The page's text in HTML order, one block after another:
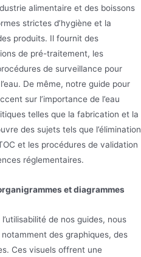
alimentaire et des boissons
strictes d’hygiène et la
produits. Il fournit des
de pré-traitement, les
de surveillance pour
De même, notre guide pour
sur l’importance de l’eau
telles que la fabrication et la
des sujets tels que l’élimination
et les procédures de validation
réglementaires.
et diagrammes
de nos guides, nous
des graphiques, des
Ces visuels offrent une